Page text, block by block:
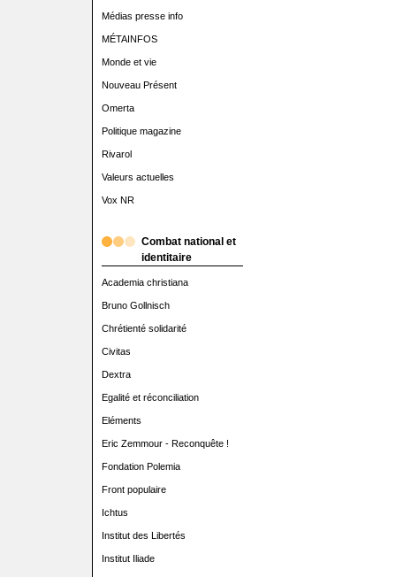
Médias presse info
MÉTAINFOS
Monde et vie
Nouveau Présent
Omerta
Politique magazine
Rivarol
Valeurs actuelles
Vox NR
Combat national et
identitaire
Academia christiana
Bruno Gollnisch
Chrétienté solidarité
Civitas
Dextra
Egalité et réconciliation
Eléments
Eric Zemmour - Reconquête !
Fondation Polemia
Front populaire
Ichtus
Institut des Libertés
Institut Iliade